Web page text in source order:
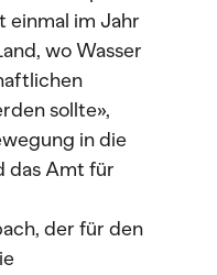
einmal im Jahr
wo Wasser
sollte»,
in die
das Amt für
der für den